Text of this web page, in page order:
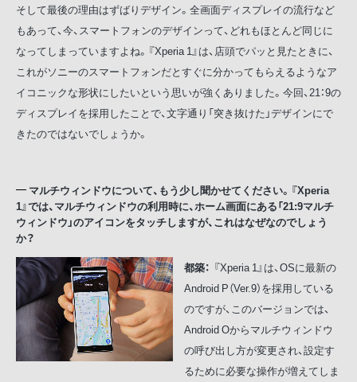
そして最後の理由はずばりデザイン。全画面ディスプレイの流行など
もあって、今、スマートフォンのデザインって、どれもほとんど同じに
なってしまっていますよね。『Xperia 1』は、店頭でパッと見たときに、
これがソニーのスマートフォンだとすぐに分かってもらえるようなア
イコニックな形状にしたいという思いが強くありました。今回、21：9の
ディスプレイを採用したことで、文字通り「突き抜けた」デザインにで
きたのではないでしょうか。
マルチウィンドウについて、もう少し聞かせてください。『Xperia
1』では、マルチウィンドウの利用時に、ホーム画面にある「21:9マルチ
ウィンドウ」のアイコンをタッチしますが、これはなぜなのでしょう
か？
都築： 『Xperia 1』は、OSに最新の
Android P（Ver.9）を採用している
のですが、このバージョンでは、
Android Oからマルチウィンドウ
の呼び出し方が変更され、設定す
るために必要な操作が増えてしま